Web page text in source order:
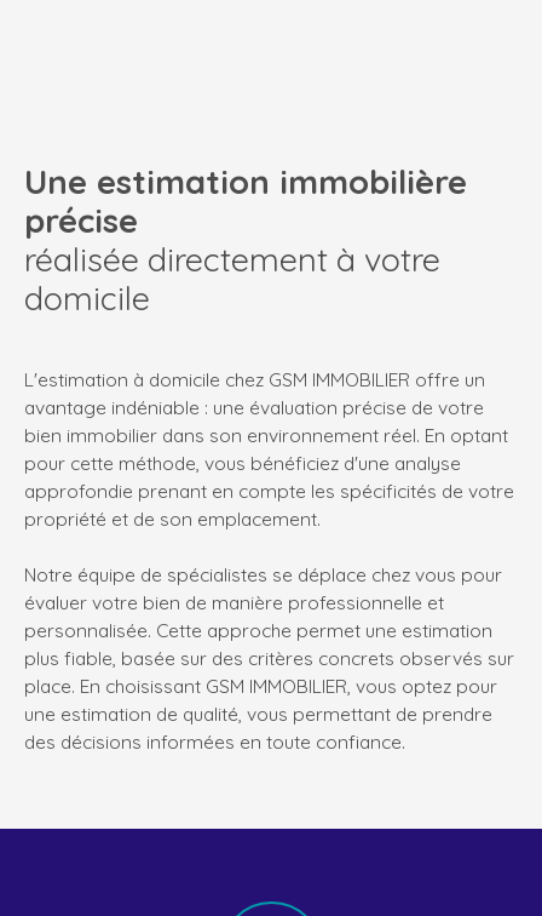
Une estimation immobilière
précise
réalisée directement à votre
domicile
L'estimation à domicile chez GSM IMMOBILIER offre un
avantage indéniable : une évaluation précise de votre
bien immobilier dans son environnement réel. En optant
pour cette méthode, vous bénéficiez d'une analyse
approfondie prenant en compte les spécificités de votre
propriété et de son emplacement.
Notre équipe de spécialistes se déplace chez vous pour
évaluer votre bien de manière professionnelle et
personnalisée. Cette approche permet une estimation
plus fiable, basée sur des critères concrets observés sur
place. En choisissant GSM IMMOBILIER, vous optez pour
une estimation de qualité, vous permettant de prendre
des décisions informées en toute confiance.